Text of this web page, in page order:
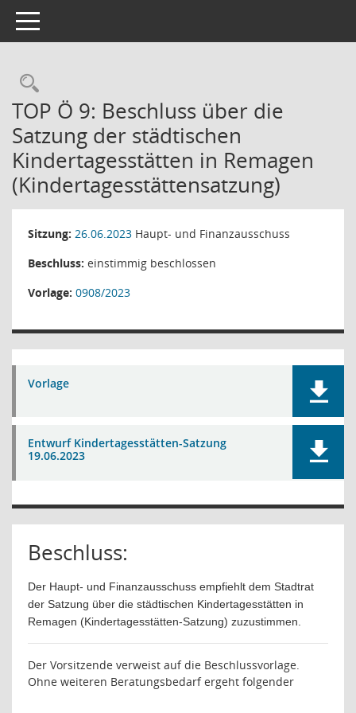
Toggle navigation
Rechercheauswahl
TOP Ö 9: Beschluss über die
Satzung der städtischen
Kindertagesstätten in Remagen
(Kindertagesstättensatzung)
Sitzung: 26.06.2023 Haupt- und Finanzausschuss
Beschluss: einstimmig beschlossen
Vorlage: 0908/2023
Vorlage
Entwurf Kindertagesstätten-Satzung
19.06.2023
Beschluss:
Der Haupt- und Finanzausschuss empfiehlt dem Stadtrat
der Satzung über die städtischen Kindertagesstätten in
Remagen (Kindertagesstätten-Satzung) zuzustimmen.
Der Vorsitzende verweist auf die Beschlussvorlage.
Ohne weiteren Beratungsbedarf ergeht folgender